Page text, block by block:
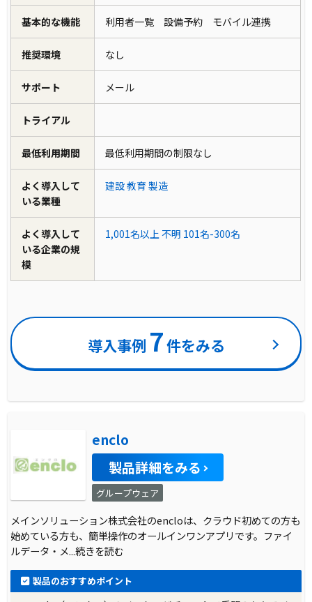
基本的な機能 利用者一覧 設備予約 モバイル連携
推奨環境 なし
サポート メール
トライアル
最低利用期間 最低利用期間の制限なし
よく導入して
いる業種
建設教育製造
よく導入して
いる企業の規
模
1,001名以上 不明 101名-300名
導入事例 7件をみる
enclo
製品詳細をみる
グループウェア
メインソリューション株式会社のencloは、クラウド初めての方も
始めている方も、簡単操作のオールインワンアプリです。ファイ
ルデータ・メ...続きを読む
製品のおすすめポイント